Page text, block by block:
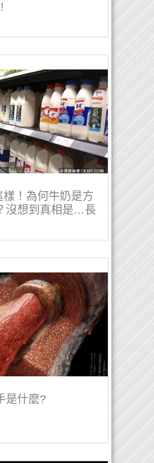
樣！為何牛奶是方
沒想到真相是…長
是什麼?